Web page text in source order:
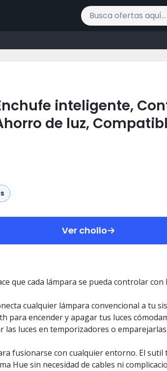
Buscar ofertas
inteligente,
de luz,
Ver chollo
que cada lámpara se pueda controlar
cualquier lámpara convencional a tu
para encender y apagar tus luces
luces en temporizadores o
fusionarse con cualquier entorno. El
Hue sin necesidad de cables ni